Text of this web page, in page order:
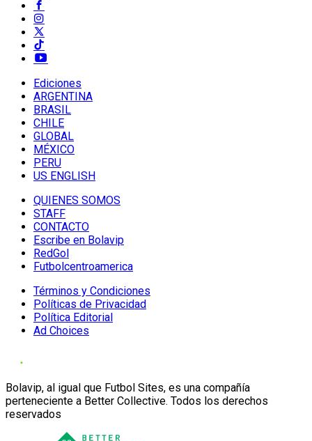
Ediciones
ARGENTINA
BRASIL
CHILE
GLOBAL
MÉXICO
PERU
US ENGLISH
QUIENES SOMOS
STAFF
CONTACTO
Escribe en Bolavip
RedGol
Futbolcentroamerica
Términos y Condiciones
Políticas de Privacidad
Política Editorial
Ad Choices
Bolavip, al igual que Futbol Sites, es una compañía
perteneciente a Better Collective. Todos los derechos
reservados